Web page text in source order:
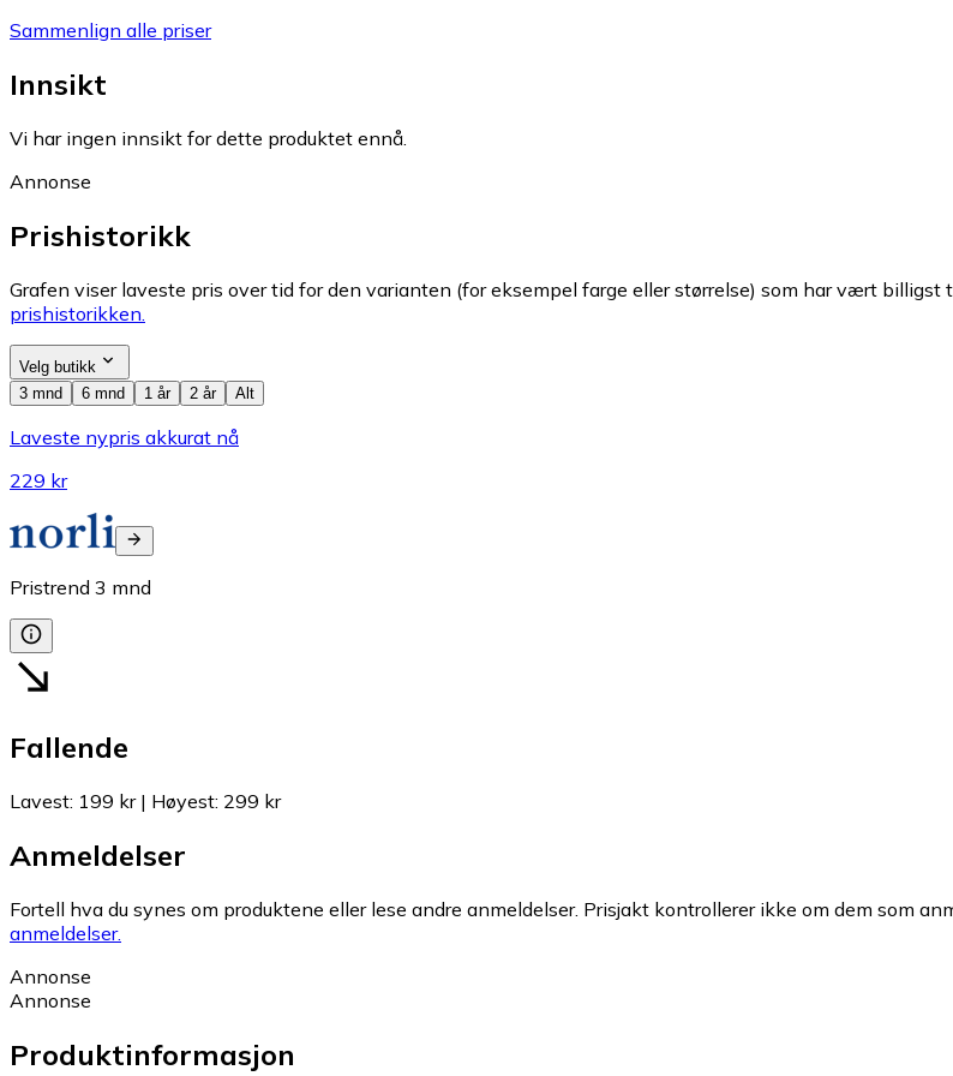
Sammenlign alle priser
Innsikt
Vi har ingen innsikt for dette produktet ennå.
Annonse
Prishistorikk
Grafen viser laveste pris over tid for den varianten (for eksempel farge eller størrelse) som har vært billigst
prishistorikken.
Velg butikk
3 mnd
6 mnd 1 år 2 år Alt
Laveste nypris akkurat nå
229 kr
Pristrend 3 mnd
Fallende
Lavest: 199 kr| Høyest: 299 kr
Anmeldelser
Fortell hva du synes om produktene eller lese andre anmeldelser. Prisjakt kontrollerer ikke om dem som
anmeldelser.
Annonse
Annonse
Produktinformasjon